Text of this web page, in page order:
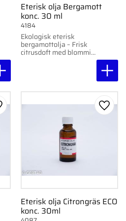
Eterisk olja Bergamott
konc. 30 ml
Ekologisk eterisk
bergamottolja – Frisk
citrusdoft med blommig
4184
till i favoriter
Eterisk olja Citrongräs ECO
konc. 30ml
Lägg